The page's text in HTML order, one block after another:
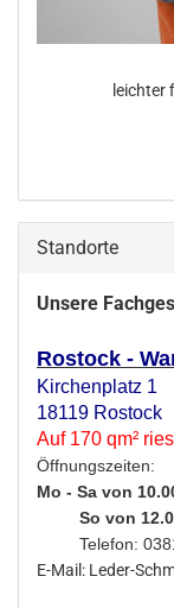
leich­ter
Standorte
Unsere
Rostock -
Kirchenplatz 1
18119 Rostock
Auf 170 qm²
Öffnungszeiten:
Mo - Sa von
So von 12.00
Telefon:
E-Mail: Leder-